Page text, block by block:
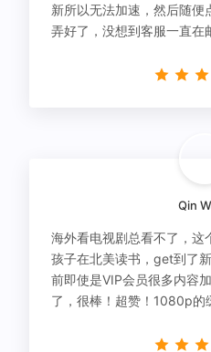
新所以无法加速，然后随便
弄好了，没想到客服一直在
Qin
海外看电视剧总看不了，这
孩子在北美读书，get到了
前即使是VIP会员很多内容
了，很棒！超赞！1080p的